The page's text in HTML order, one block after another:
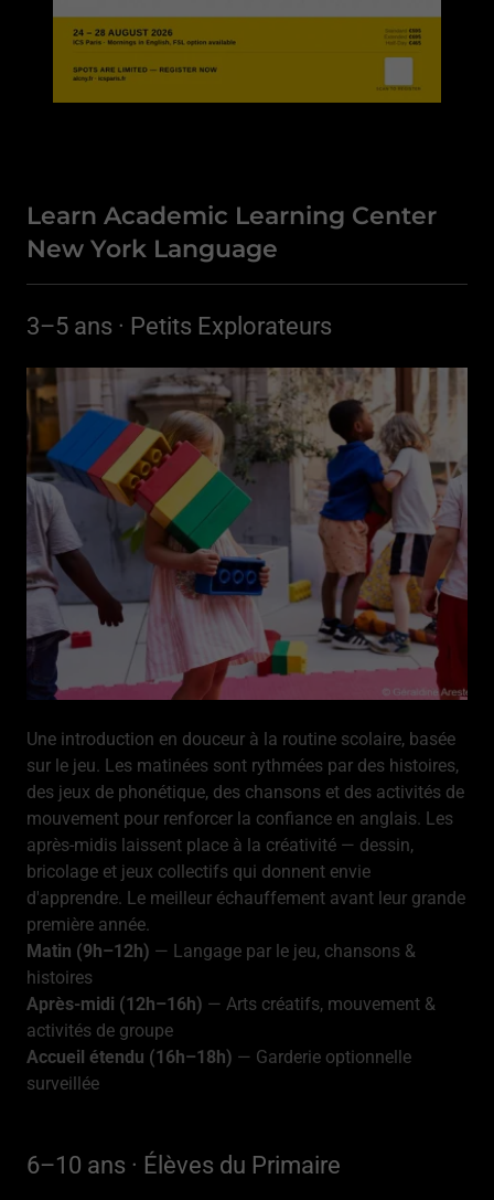
Learn Academic Learning Center
New York Language
3–5 ans · Petits Explorateurs
Une introduction en douceur à la routine scolaire, basée
sur le jeu. Les matinées sont rythmées par des histoires,
des jeux de phonétique, des chansons et des activités de
mouvement pour renforcer la confiance en anglais. Les
après-midis laissent place à la créativité — dessin,
bricolage et jeux collectifs qui donnent envie
d'apprendre. Le meilleur échauffement avant leur grande
première année.
Matin (9h–12h) — Langage par le jeu, chansons &
histoires
Après-midi (12h–16h) — Arts créatifs, mouvement &
activités de groupe
Accueil étendu (16h–18h) — Garderie optionnelle
surveillée
6–10 ans · Élèves du Primaire